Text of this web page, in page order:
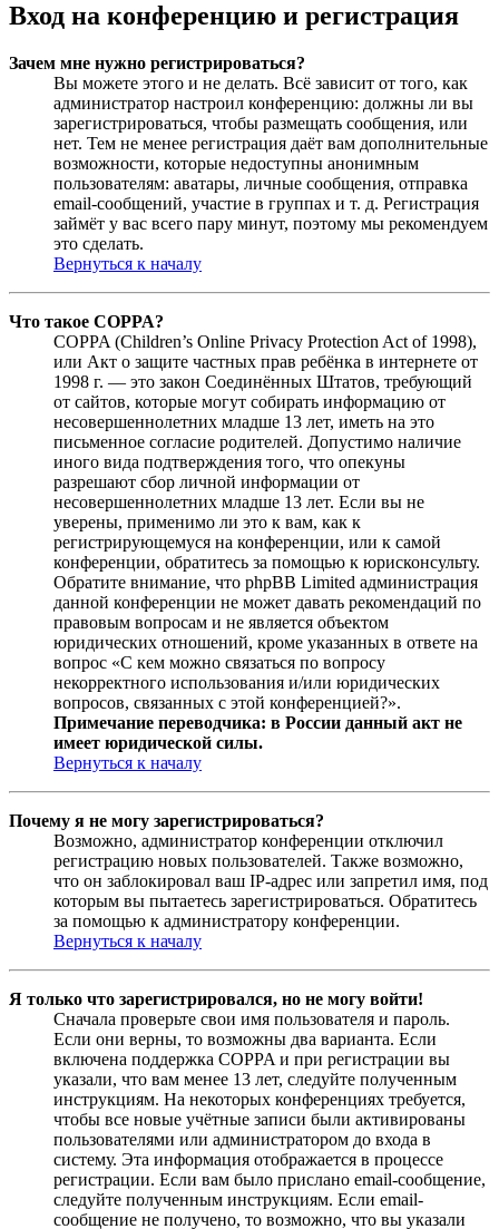
Вход на конференцию и регистрация
Зачем мне нужно регистрироваться?
Вы можете этого и не делать. Всё зависит от того, как
администратор настроил конференцию: должны ли вы
зарегистрироваться, чтобы размещать сообщения, или
нет. Тем не менее регистрация даёт вам дополнительные
возможности, которые недоступны анонимным
пользователям: аватары, личные сообщения, отправка
email-сообщений, участие в группах и т. д. Регистрация
займёт у вас всего пару минут, поэтому мы рекомендуем
это сделать.
Вернуться к началу
Что такое COPPA?
COPPA (Children’s Online Privacy Protection Act of 1998),
или Акт о защите частных прав ребёнка в интернете от
1998 г. — это закон Соединённых Штатов, требующий
от сайтов, которые могут собирать информацию от
несовершеннолетних младше 13 лет, иметь на это
письменное согласие родителей. Допустимо наличие
иного вида подтверждения того, что опекуны
разрешают сбор личной информации от
несовершеннолетних младше 13 лет. Если вы не
уверены, применимо ли это к вам, как к
регистрирующемуся на конференции, или к самой
конференции, обратитесь за помощью к юрисконсульту.
Обратите внимание, что phpBB Limited администрация
данной конференции не может давать рекомендаций по
правовым вопросам и не является объектом
юридических отношений, кроме указанных в ответе на
вопрос «С кем можно связаться по вопросу
некорректного использования и/или юридических
вопросов, связанных с этой конференцией?».
Примечание переводчика: в России данный акт не
имеет юридической силы.
Вернуться к началу
Почему я не могу зарегистрироваться?
Возможно, администратор конференции отключил
регистрацию новых пользователей. Также возможно,
что он заблокировал ваш IP-адрес или запретил имя, под
которым вы пытаетесь зарегистрироваться. Обратитесь
за помощью к администратору конференции.
Вернуться к началу
Я только что зарегистрировался, но не могу войти!
Сначала проверьте свои имя пользователя и пароль.
Если они верны, то возможны два варианта. Если
включена поддержка COPPA и при регистрации вы
указали, что вам менее 13 лет, следуйте полученным
инструкциям. На некоторых конференциях требуется,
чтобы все новые учётные записи были активированы
пользователями или администратором до входа в
систему. Эта информация отображается в процессе
регистрации. Если вам было прислано email-сообщение,
следуйте полученным инструкциям. Если email-
сообщение не получено, то возможно, что вы указали